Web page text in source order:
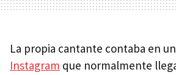
La propia cantante contaba en un
Instagram que normalmente